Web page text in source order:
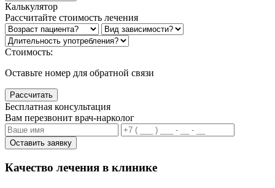
Калькулятор
Рассчитайте стоимость лечения
Стоимость:
Оставьте номер для обратной связи
Рассчитать
Бесплатная консультация
Вам перезвонит врач-нарколог
Оставить заявку
Качество лечения в клинике